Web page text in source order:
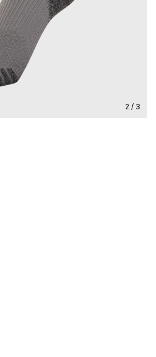
2 / 3